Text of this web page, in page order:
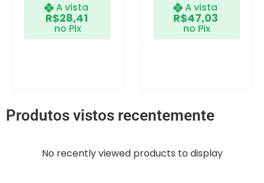
A vista
R$28,41
no Pix
A vista
R$47,03
no Pix
Produtos vistos recentemente
No recently viewed products to display